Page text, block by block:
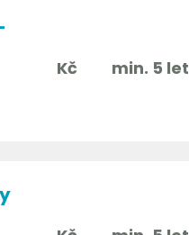
Kč min. 5 let